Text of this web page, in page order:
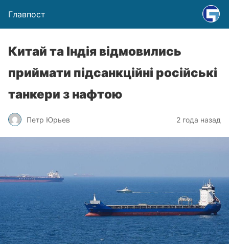
Главпост
Китай та Індія відмовились
приймати підсанкційні російські
танкери з нафтою
Петр Юрьев 2 года назад